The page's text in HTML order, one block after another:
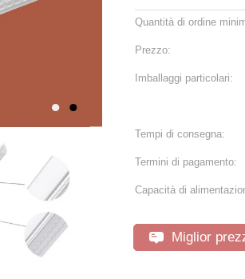
Quantità di ordine
Prezzo:
Imballaggi particolari:
Tempi di consegna:
Termini di pagamento:
Capacità di
Miglior